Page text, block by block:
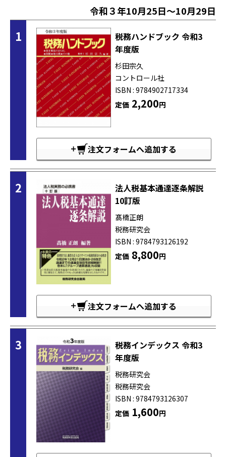
令和３年10月25日～10月29日
1
税務ハンドブック 令和3
年度版
杉田宗久
コントロール社
ISBN : 9784902717334
定価2,200円
注文フォームへ追加する
2
法人税基本通達逐条解説
10訂版
髙橋正朗
税務研究会
ISBN : 9784793126192
定価8,800円
注文フォームへ追加する
3
税務インデックス 令和3
年度版
税務研究会
税務研究会
ISBN : 9784793126307
定価1,600円